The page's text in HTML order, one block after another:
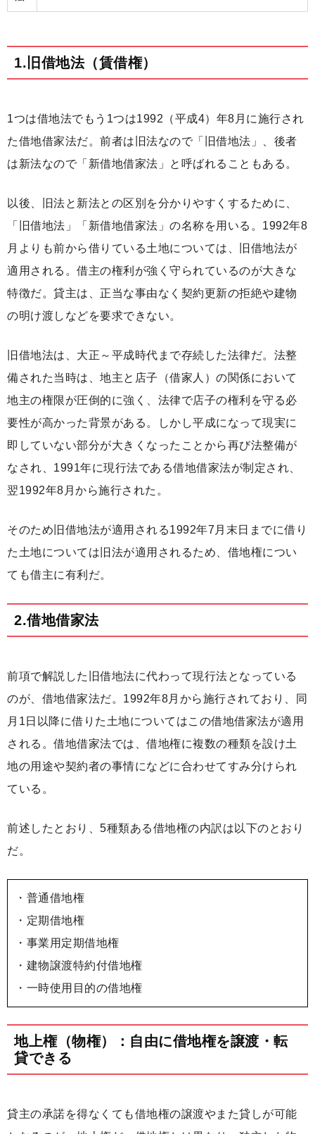
1.旧借地法（賃借権）
1つは借地法でもう1つは1992（平成4）年8月に施行され
た借地借家法だ。前者は旧法なので「旧借地法」、後者
は新法なので「新借地借家法」と呼ばれることもある。
以後、旧法と新法との区別を分かりやすくするために、
「旧借地法」「新借地借家法」の名称を用いる。1992年8
月よりも前から借りている土地については、旧借地法が
適用される。借主の権利が強く守られているのが大きな
特徴だ。貸主は、正当な事由なく契約更新の拒絶や建物
の明け渡しなどを要求できない。
旧借地法は、大正～平成時代まで存続した法律だ。法整
備された当時は、地主と店子（借家人）の関係において
地主の権限が圧倒的に強く、法律で店子の権利を守る必
要性が高かった背景がある。しかし平成になって現実に
即していない部分が大きくなったことから再び法整備が
なされ、1991年に現行法である借地借家法が制定され、
翌1992年8月から施行された。
そのため旧借地法が適用される1992年7月末日までに借り
た土地については旧法が適用されるため、借地権につい
ても借主に有利だ。
2.借地借家法
前項で解説した旧借地法に代わって現行法となっている
のが、借地借家法だ。1992年8月から施行されており、同
月1日以降に借りた土地についてはこの借地借家法が適用
される。借地借家法では、借地権に複数の種類を設け土
地の用途や契約者の事情になどに合わせてすみ分けられ
ている。
前述したとおり、5種類ある借地権の内訳は以下のとおり
だ。
・普通借地権
・定期借地権
・事業用定期借地権
・建物譲渡特約付借地権
・一時使用目的の借地権
地上権（物権）：自由に借地権を譲渡・転
貸できる
貸主の承諾を得なくても借地権の譲渡やまた貸しが可能